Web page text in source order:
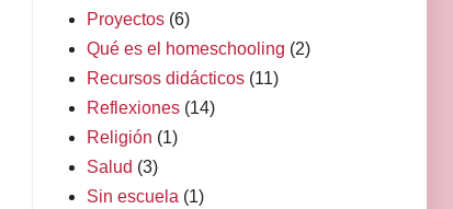
Proyectos (6)
Qué es el homeschooling (2)
Recursos didácticos (11)
Reflexiones (14)
Religión (1)
Salud (3)
Sin escuela (1)